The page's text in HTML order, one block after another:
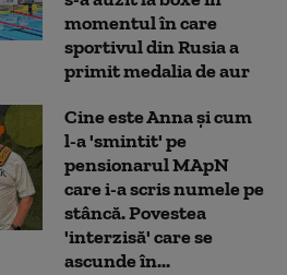
momentul în care
sportivul din Rusia a
primit medalia de aur
Cine este Anna și cum
l-a 'smintit' pe
pensionarul MApN
care i-a scris numele pe
stâncă. Povestea
'interzisă' care se
ascunde în...